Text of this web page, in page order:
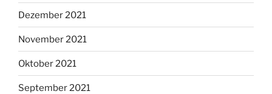
Dezember 2021
November 2021
Oktober 2021
September 2021